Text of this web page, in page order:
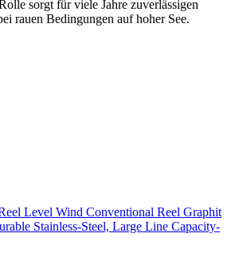
sorgt für viele Jahre zuverlässigen
rauen Bedingungen auf hoher See.
Level Wind Conventional Reel Graphit
Stainless-Steel, Large Line Capacity-